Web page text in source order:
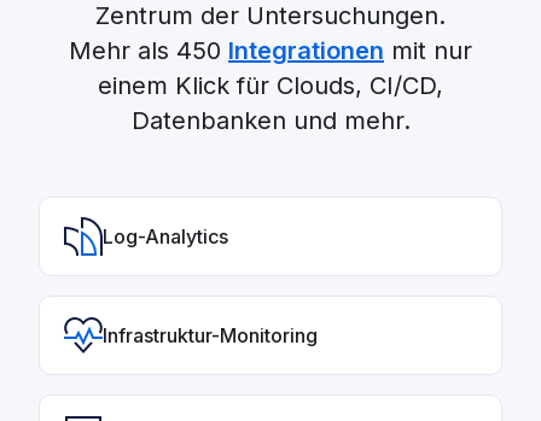
Zentrum der Untersuchungen.
Mehr als 450 Integrationen mit nur
einem Klick für Clouds, CI/CD,
Datenbanken und mehr.
Log-Analytics
Infrastruktur-Monitoring